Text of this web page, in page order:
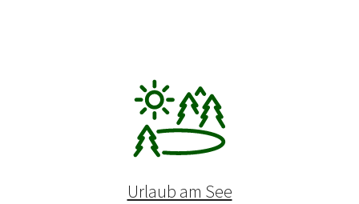
Urlaub am See